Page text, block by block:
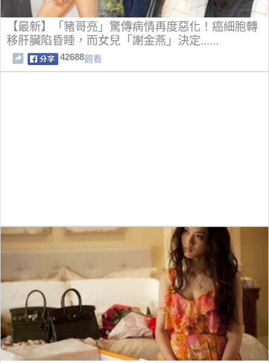
【最新】「豬哥亮」驚傳病情再度惡化！癌細胞轉
移肝臟陷昏睡，而女兒「謝金燕」決定......
42688觀看